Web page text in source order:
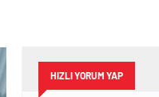
HIZLI YORUM YAP